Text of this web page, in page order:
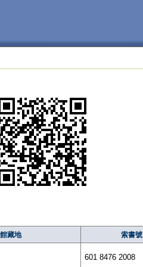
館藏地 索書號
601 8476 2008